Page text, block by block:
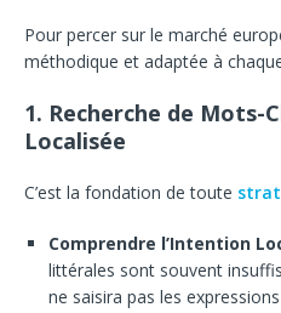
Pour percer sur le marché
méthodique et adaptée à
1. Recherche de Mots-
Localisée
C’est la fondation de toute
Comprendre l’Intention
littérales sont souvent
ne saisira pas les